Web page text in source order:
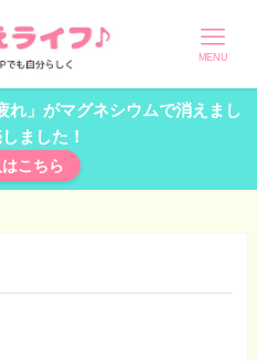
MENU
れ」がマグネシウムで消えまし
ました！
はこちら